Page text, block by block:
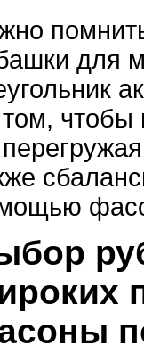
для
чтобы